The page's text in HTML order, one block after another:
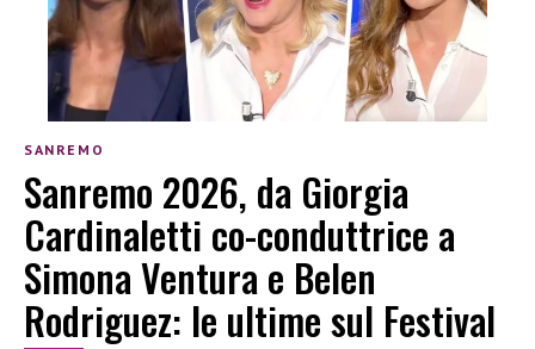
SANREMO
Sanremo 2026, da Giorgia
Cardinaletti co-conduttrice a
Simona Ventura e Belen
Rodriguez: le ultime sul Festival